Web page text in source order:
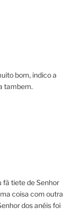
bom, indico a
tambem.
fã tiete de Senhor
coisa com outra
dos anéis foi